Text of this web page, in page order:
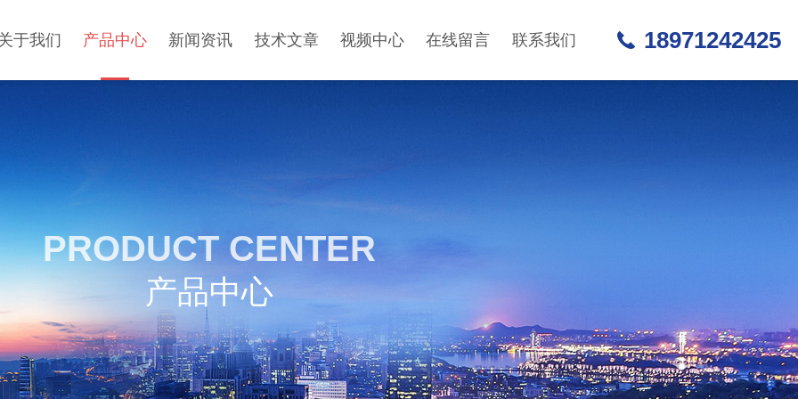
于我们 产品中心 新闻资讯 技术文章 视频中心 在线留言 联系我们 18971242425
PRODUCT CENTER
产品中心